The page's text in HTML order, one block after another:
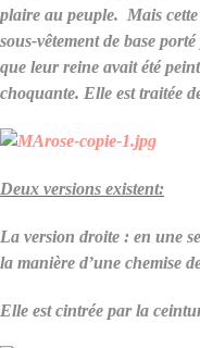
plaire au peuple. Mais
sous-vêtement de base
que leur reine avait été
choquante. Elle est traitée
Deux versions existent:
La version droite : en une
la manière d’une chemise
Elle est cintrée par la